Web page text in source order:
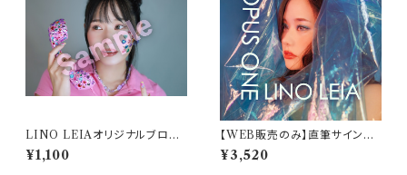
LINO LEIAオリジナルブロマ
イド3枚セット【A】（L版）
¥1,100
【WEB販売のみ】直筆サイン入
りオリジナルポストカード付 LI
NO LEIA(リノレイア) 2nd Ful
¥3,520